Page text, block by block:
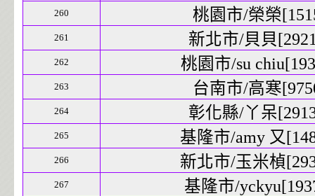
260 桃園市/榮榮
261 新北市/貝貝
262 桃園市/su
263 台南市/高寒
264 彰化縣/丫呆
265 基隆市/amy 又
266 新北市/玉米楨
267 基隆市/